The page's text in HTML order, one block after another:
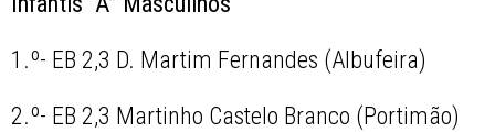
1.º- EB 2,3 D. Martim Fernandes (Albufeira)
2.º- EB 2,3 Martinho Castelo Branco (Portimão)